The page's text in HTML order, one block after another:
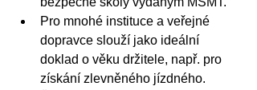
Pro mnohé instituce a veřejné
dopravce slouží jako ideální
doklad o věku držitele, např. pro
získání zlevněného jízdného.